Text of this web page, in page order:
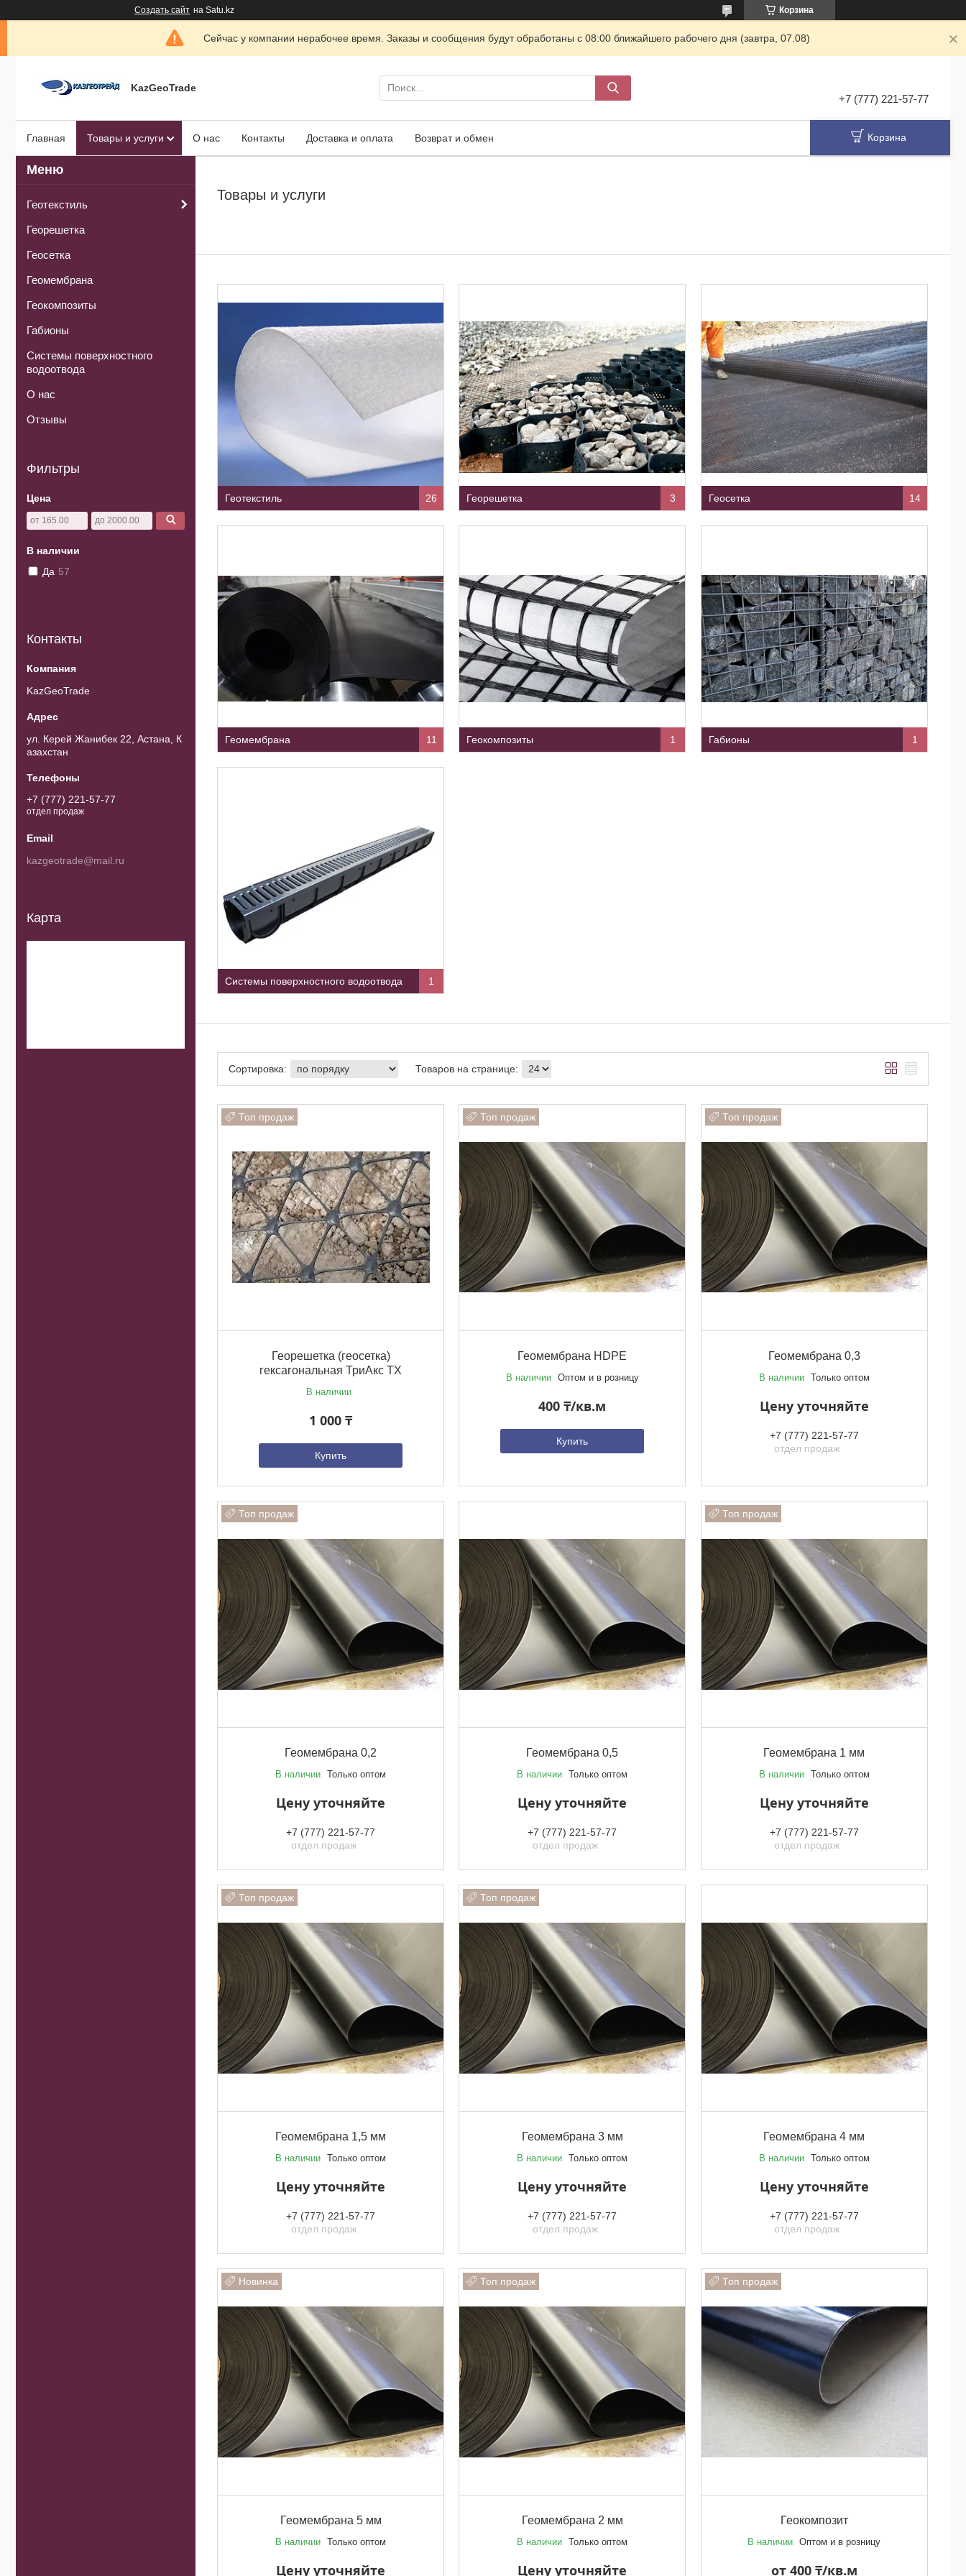
Создать сайт на Satu.kz Корзина
Сейчас у компании нерабочее время. Заказы и сообщения будут обработаны с 08:00 ближайшего рабочего дня (завтра, 07.08)
KazGeoTrade
+7 (777) 221-57-77
Главная Товары и услуги О нас Контакты Доставка и оплата Возврат и обмен Корзина
Товары и услуги
Геотекстиль 26 Георешетка 3 Геосетка 14
Геомембрана 11 Геокомпозиты 1 Габионы 1
Системы поверхностного водоотвода 1
Топ продаж
Георешетка (геосетка)
гексагональная ТриАкс TX
В наличии
1 000 ₸
Купить
Топ продаж
Геомембрана HDPE
В наличии Оптом и в розницу
400 ₸/кв.м
Купить
Топ продаж
Геомембрана 0,3
В наличии Только оптом
Цену уточняйте
+7 (777) 221-57-77
отдел продаж
Топ продаж
Геомембрана 0,2
В наличии Только оптом
Цену уточняйте
+7 (777) 221-57-77
отдел продаж
Геомембрана 0,5
В наличии Только оптом
Цену уточняйте
+7 (777) 221-57-77
отдел продаж
Топ продаж
Геомембрана 1 мм
В наличии Только оптом
Цену уточняйте
+7 (777) 221-57-77
отдел продаж
Топ продаж
Геомембрана 1,5 мм
В наличии Только оптом
Цену уточняйте
+7 (777) 221-57-77
отдел продаж
Топ продаж
Геомембрана 3 мм
В наличии Только оптом
Цену уточняйте
+7 (777) 221-57-77
отдел продаж
Геомембрана 4 мм
В наличии Только оптом
Цену уточняйте
+7 (777) 221-57-77
отдел продаж
Новинка
Геомембрана 5 мм
В наличии Только оптом
Цену уточняйте
Топ продаж
Геомембрана 2 мм
В наличии Только оптом
Цену уточняйте
Топ продаж
Геокомпозит
В наличии Оптом и в розницу
от 400 ₸/кв.м
Геотекстиль
Георешетка
Геосетка
Геомембрана
Геокомпозиты
Габионы
Системы поверхностного
водоотвода
О нас
Отзывы
Фильтры
Цена
В наличии
Да 57
Контакты
KazGeoTrade
ул. Керей Жанибек 22, Астана, К
азахстан
+7 (777) 221-57-77
отдел продаж
kazgeotrade@mail.ru
Карта